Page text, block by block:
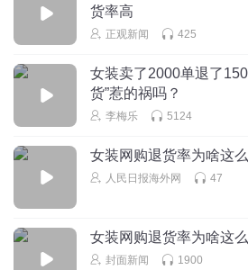
货率高
正观新闻 425
女装卖了2000单退了
货”惹的祸吗？
李梅乐 5124
女装网购退货率为啥这
人民日报海外网 47
女装网购退货率为啥这
封面新闻 1900